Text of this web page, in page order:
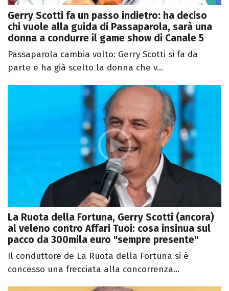
Gerry Scotti fa un passo indietro: ha deciso
chi vuole alla guida di Passaparola, sarà una
donna a condurre il game show di Canale 5
Passaparola cambia volto: Gerry Scotti si fa da
parte e ha già scelto la donna che v...
La Ruota della Fortuna, Gerry Scotti (ancora)
al veleno contro Affari Tuoi: cosa insinua sul
pacco da 300mila euro "sempre presente"
Il conduttore de La Ruota della Fortuna si è
concesso una frecciata alla concorrenza...